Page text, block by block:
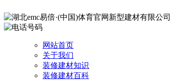
网站首页
关于我们
装修建材知识
装修建材百科